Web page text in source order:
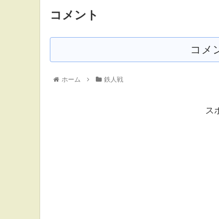
コメント
コメ
ホーム 鉄人戦
ス